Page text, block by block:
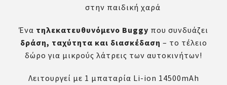
στην παιδική χαρά
Ένα τηλεκατευθυνόμενο Buggy που συνδυάζει
δράση, ταχύτητα και διασκέδαση – το τέλειο
δώρο για μικρούς λάτρεις των αυτοκινήτων!
Λειτουργεί με 1 μπαταρία Li-ion 14500mAh